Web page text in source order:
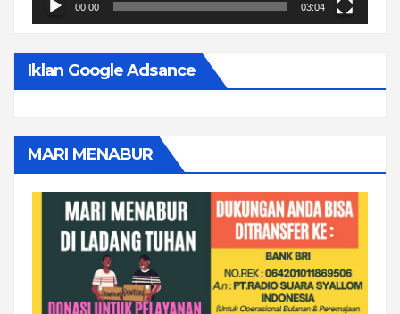
00:00 03:04
Iklan Google Adsance
MARI MENABUR